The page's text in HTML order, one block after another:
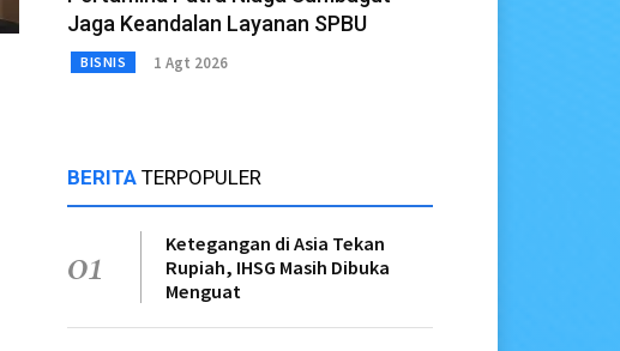
Jaga Keandalan Layanan SPBU
BISNIS 1 Agt 2026
BERITA TERPOPULER
01
Ketegangan di Asia Tekan
Rupiah, IHSG Masih Dibuka
Menguat